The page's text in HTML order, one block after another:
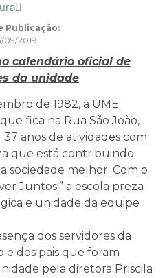
Publicação:
09/2019
calendário oficial de
da unidade
de 1982, a UME
fica na Rua São João,
37 anos de atividades com
que está contribuindo
sociedade melhor. Com o
Juntos!” a escola preza
e unidade da equipe
dos servidores da
e dos pais que foram
pela diretora Priscila